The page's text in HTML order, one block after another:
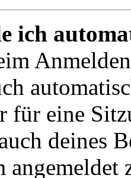
ich
für eine
deines